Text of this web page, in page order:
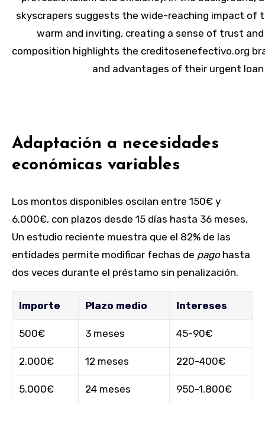
Adaptación a necesidades
económicas variables
Los montos disponibles oscilan entre 150€ y
6.000€, con plazos desde 15 días hasta 36 meses.
Un estudio reciente muestra que el 82% de las
entidades permite modificar fechas de pagohasta
dos veces durante el préstamo sin penalización.
Importe Plazo medio Intereses
500€ 3 meses 45-90€
2.000€ 12 meses 220-400€
5.000€ 24 meses 950-1.800€